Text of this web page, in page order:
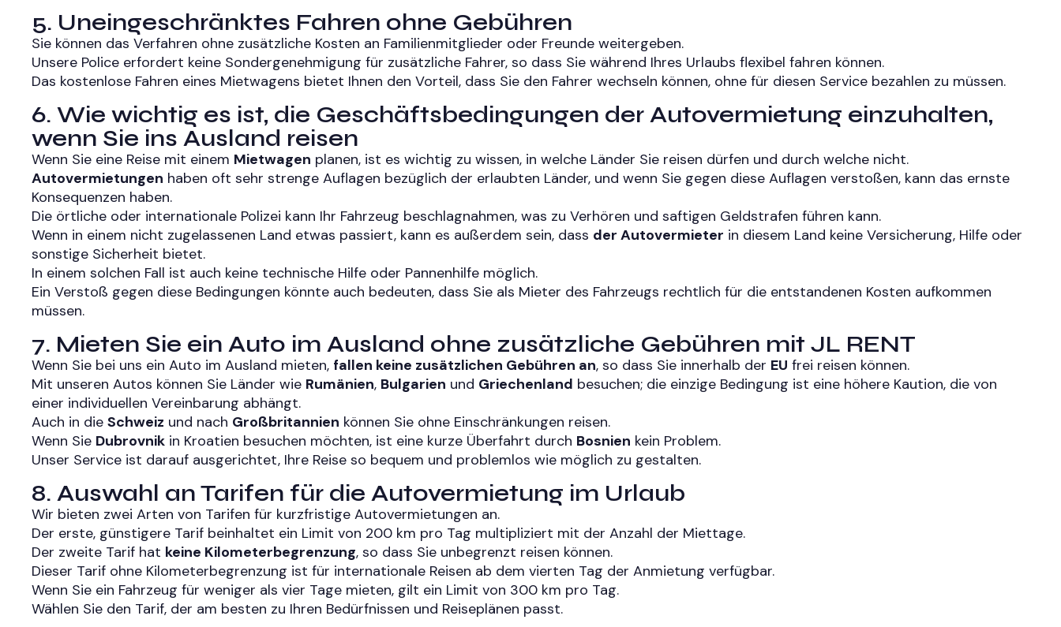
5. Uneingeschränktes Fahren ohne Gebühren
Sie können das Verfahren ohne zusätzliche Kosten an Familienmitglieder oder Freunde weitergeben.
Unsere Police erfordert keine Sondergenehmigung für zusätzliche Fahrer, so dass Sie während Ihres Urlaubs flexibel fahren können.
Das kostenlose Fahren eines Mietwagens bietet Ihnen den Vorteil, dass Sie den Fahrer wechseln können, ohne für diesen Service bezahlen zu müssen.
6. Wie wichtig es ist, die Geschäftsbedingungen der Autovermietung einzuhalten,
wenn Sie ins Ausland reisen
Wenn Sie eine Reise mit einem Mietwagen planen, ist es wichtig zu wissen, in welche Länder Sie reisen dürfen und durch welche nicht.
Autovermietungen haben oft sehr strenge Auflagen bezüglich der erlaubten Länder, und wenn Sie gegen diese Auflagen verstoßen, kann das ernste
Konsequenzen haben.
Die örtliche oder internationale Polizei kann Ihr Fahrzeug beschlagnahmen, was zu Verhören und saftigen Geldstrafen führen kann.
Wenn in einem nicht zugelassenen Land etwas passiert, kann es außerdem sein, dass der Autovermieter in diesem Land keine Versicherung, Hilfe oder
sonstige Sicherheit bietet.
In einem solchen Fall ist auch keine technische Hilfe oder Pannenhilfe möglich.
Ein Verstoß gegen diese Bedingungen könnte auch bedeuten, dass Sie als Mieter des Fahrzeugs rechtlich für die entstandenen Kosten aufkommen
müssen.
7. Mieten Sie ein Auto im Ausland ohne zusätzliche Gebühren mit JL RENT
Wenn Sie bei uns ein Auto im Ausland mieten, fallen keine zusätzlichen Gebühren an, so dass Sie innerhalb der EU frei reisen können.
Mit unseren Autos können Sie Länder wie Rumänien, Bulgarien und Griechenland besuchen; die einzige Bedingung ist eine höhere Kaution, die von
einer individuellen Vereinbarung abhängt.
Auch in die Schweiz und nach Großbritannien können Sie ohne Einschränkungen reisen.
Wenn Sie Dubrovnik in Kroatien besuchen möchten, ist eine kurze Überfahrt durch Bosnien kein Problem.
Unser Service ist darauf ausgerichtet, Ihre Reise so bequem und problemlos wie möglich zu gestalten.
8. Auswahl an Tarifen für die Autovermietung im Urlaub
Wir bieten zwei Arten von Tarifen für kurzfristige Autovermietungen an.
Der erste, günstigere Tarif beinhaltet ein Limit von 200 km pro Tag multipliziert mit der Anzahl der Miettage.
Der zweite Tarif hat keine Kilometerbegrenzung, so dass Sie unbegrenzt reisen können.
Dieser Tarif ohne Kilometerbegrenzung ist für internationale Reisen ab dem vierten Tag der Anmietung verfügbar.
Wenn Sie ein Fahrzeug für weniger als vier Tage mieten, gilt ein Limit von 300 km pro Tag.
Wählen Sie den Tarif, der am besten zu Ihren Bedürfnissen und Reiseplänen passt.